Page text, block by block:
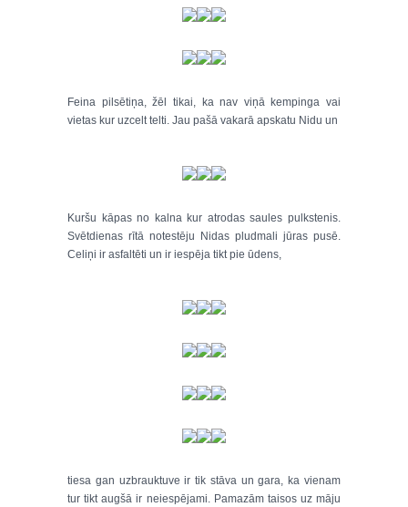
Feina pilsētiņa, žēl tikai, ka nav viņā kempinga vai
vietas kur uzcelt telti. Jau pašā vakarā apskatu Nidu un
Kuršu kāpas no kalna kur atrodas saules pulkstenis.
Svētdienas rītā notestēju Nidas pludmali jūras pusē.
Celiņi ir asfaltēti un ir iespēja tikt pie ūdens,
tiesa gan uzbrauktuve ir tik stāva un gara, ka vienam
tur tikt augšā ir neiespējami. Pamazām taisos uz māju